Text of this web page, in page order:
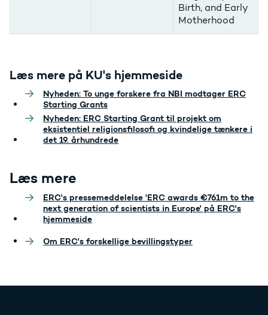
Birth, and Early
Motherhood
Læs mere på KU's hjemmeside
Nyheden: To unge forskere fra NBI modtager ERC
Starting Grants
Nyheden: ERC Starting Grant til projekt om
eksistentiel religionsfilosofi og kvindelige tænkere i
det 19. århundrede
Læs mere
ERC's pressemeddelelse 'ERC awards €761m to the
next generation of scientists in Europe' på ERC's
hjemmeside
Om ERC's forskellige bevillingstyper